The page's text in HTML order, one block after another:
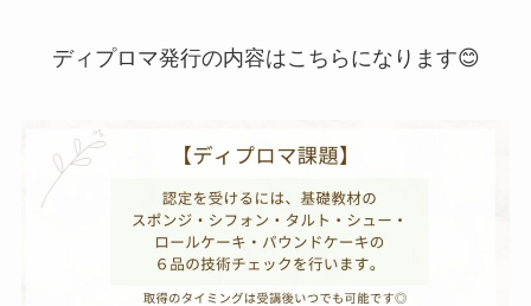
ディプロマ発行の内容はこちらになります😊